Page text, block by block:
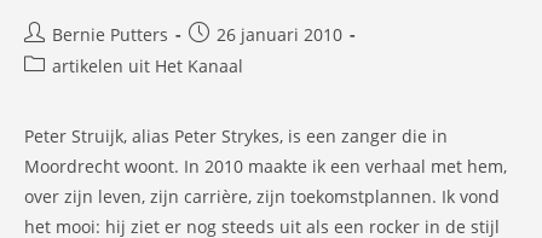
Bericht
auteur:
Bernie Putters
Bericht
gepubliceerd
26 januari 2010
Berichtcategorie:
artikelen uit Het Kanaal
Peter Struijk, alias Peter Strykes, is een zanger die in
Moordrecht woont. In 2010 maakte ik een verhaal met hem,
over zijn leven, zijn carrière, zijn toekomstplannen. Ik vond
het mooi: hij ziet er nog steeds uit als een rocker in de stijl